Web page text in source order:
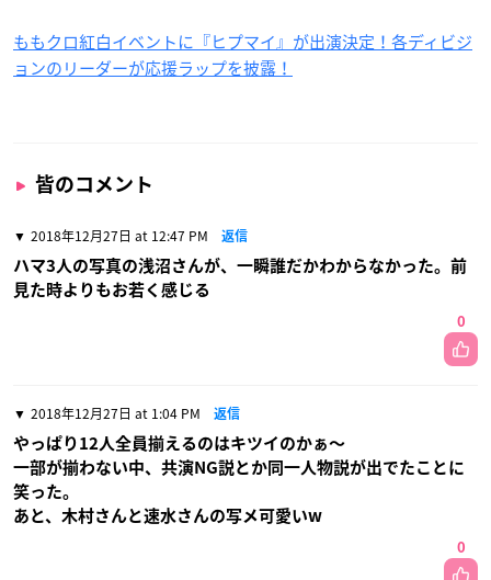
ももクロ紅白イベントに『ヒプマイ』が出演決定！各ディビジ
ョンのリーダーが応援ラップを披露！
皆のコメント
2018年12月27日 at 12:47 PM 返信
ハマ3人の写真の浅沼さんが、一瞬誰だかわからなかった。前
見た時よりもお若く感じる
0
2018年12月27日 at 1:04 PM 返信
やっぱり12人全員揃えるのはキツイのかぁ〜
一部が揃わない中、共演NG説とか同一人物説が出でたことに
笑った。
あと、木村さんと速水さんの写メ可愛いw
0